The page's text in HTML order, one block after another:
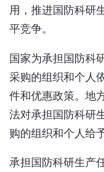
用，推进国防科研
平竞争。
国家为承担国防科
采购的组织和个人
件和优惠政策。地
法对承担国防科研
购的组织和个人给
承担国防科研生产